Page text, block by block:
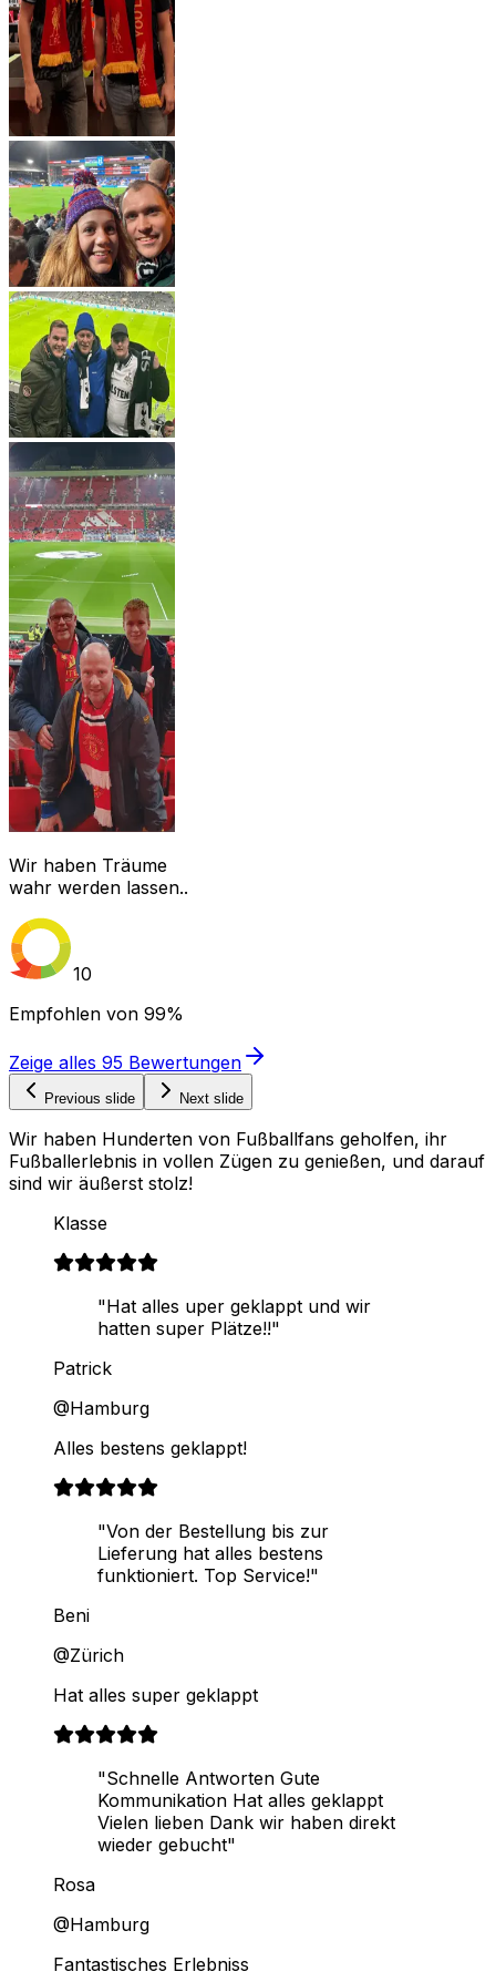
Wir haben Träume
wahr werden lassen..
10
Empfohlen von 99%
Zeige alles 95 Bewertungen
Previous slide Next slide
Wir haben Hunderten von Fußballfans geholfen, ihr
Fußballerlebnis in vollen Zügen zu genießen, und darauf
sind wir äußerst stolz!
Klasse
"Hat alles uper geklappt und wir
hatten super Plätze!!"
Patrick
@Hamburg
Alles bestens geklappt!
"Von der Bestellung bis zur
Lieferung hat alles bestens
funktioniert. Top Service!"
Beni
@Zürich
Hat alles super geklappt
"Schnelle Antworten Gute
Kommunikation Hat alles geklappt
Vielen lieben Dank wir haben direkt
wieder gebucht"
Rosa
@Hamburg
Fantastisches Erlebniss